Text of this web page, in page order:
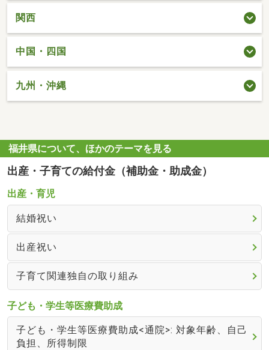
関西
中国・四国
九州・沖縄
福井県について、ほかのテーマを見る
出産・子育ての給付金（補助金・助成金）
出産・育児
結婚祝い
出産祝い
子育て関連独自の取り組み
子ども・学生等医療費助成
子ども・学生等医療費助成<通院>: 対象年齢、自己
負担、所得制限